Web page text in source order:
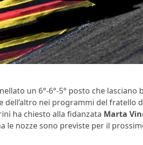
un 6°-6°-5° posto che lasciano
dell’altro nei programmi del fratello
ha chiesto alla fidanzata Marta
le nozze sono previste per il